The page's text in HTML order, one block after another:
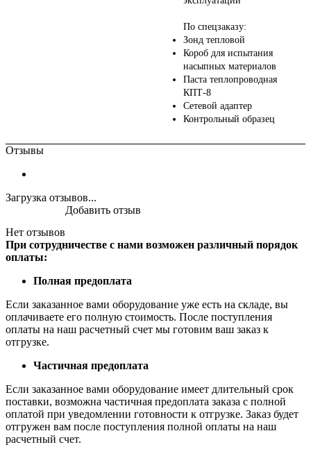
По спецзаказу:
Зонд тепловой
Короб для испытания
насыпных материалов
Паста теплопроводная
КПТ-8
Сетевой адаптер
Контрольный образец
Отзывы
Загрузка отзывов...
Нет отзывов
Добавить отзыв
При сотрудничестве с нами возможен различный порядок
оплаты:
Полная предоплата
Если заказанное вами оборудование уже есть на складе, вы
оплачиваете его полную стоимость. После поступления
оплаты на наш расчетный счет мы готовим ваш заказ к
отгрузке.
Частичная предоплата
Если заказанное вами оборудование имеет длительный срок
поставки, возможна частичная предоплата заказа с полной
оплатой при уведомлении готовности к отгрузке. Заказ будет
отгружен вам после поступления полной оплаты на наш
расчетный счет.